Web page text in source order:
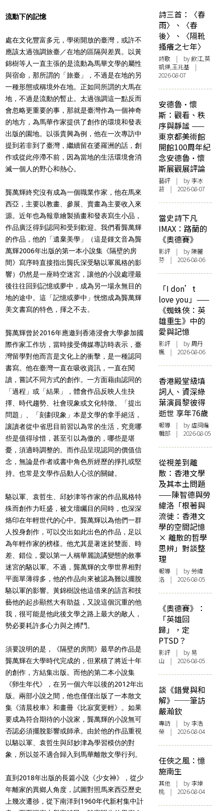
流動下的記憶
處在文化豐富多元，學術開放的臺灣，或許不
應該太過強調旅臺／在地的區隔與差異。以黃
錦樹等人一直主張的是流動為馬華文學的屬性
與宿命，那所謂的「旅臺」，不過是在地的另
一種形態或稱境外在地。正如同所謂的大馬在
地，不過是流動的暫止。太過強調這一點反而
會忽略更重要的事，那就是臺灣作為一個神奇
的地方，為馬華作家提供了創作的環境和發表
出版的園地。以張貴興為例，他在一次專訪中
提到若非到了臺灣，繼續留在婆羅洲的話，創
作或從此停滯不前，因為當地的生活環境會消
滅一個人的野心和熱心。
龔萬輝終究沒有成為一個職業作家，他在馬來
西亞，主要以教畫、參展、賣畫為主要收入來
源。近年也為報章繪製插畫和發表寫生小品，
作品廣泛得到認同和受到歡迎。我們看龔萬輝
的作品，他的「遺棄美學」（這是鍾文音為龔
萬輝2006年出版的第一本小說集《隔壁的房
間》寫序時直接指出龔氏深受駱以軍風格的影
響）仍然是一座時空迷宮，讓他的小說處理最
後往往回到記憶或夢中，成為另一場永無目的
地的途中。這「記憶或夢中」恍惚成為龔萬輝
美文書寫的特色，揮之不去。
龔萬輝曾於2016年應邀到香港浸會大學參加國
際作家工作坊，當時接受傳媒專訪時表示，臺
灣留學對他而言是文化上的衝擊，是一種認同
書寫。他在臺灣一直在吸收資訊，一直在閱
讀，嘗試不同方式的創作。一方面藉由認同的
「過程」或「結果」，體會作品反映人生抉
擇、時代趨勢、社會現象或文化特徵。「提出
問題」、「刻劃現象」本是文學的拿手絕活，
讓讀者從中省思目前習以為常的生活，究竟哪
些是值得珍惜，甚至引以為傲的，哪些是堪
憂，須適時調整的。而作品呈現認同的價值信
念，無論是作者或書中角色所經歷的掙扎或堅
持。也常是文學作品動人心弦的關鍵。
駱以軍、袁哲生、邱妙津等作家的作品風格特
殊而創作力旺盛，被文壇矚目的同時，也深深
烙印在年輕世代的心中。龔萬輝以為他們一群
人投身創作，可以交出如此出色的作品，足以
為年輕作家的榜樣。他尤其是著迷於雙面、時
差、錯位，愛以第一人稱華麗詭譎變態的敘事
迷宮的駱以軍。不過，龔萬輝的文學世界相對
平面單薄得多，他的作品向來被認為難以擺脫
駱以軍的影響。黃錦樹說他這借來的語言和技
藝他的起步顯然大有助益，又說這個沉重的他
我，很可能是他此後文學之路上最大的敵人，
勢必要耗許多心力與之搏鬥。
須要說明的是，《隔壁的房間》最早的作品是
龔萬輝在大學時代完成的，但累積了將近十年
的創作，方結集出版。而他的第二本小說集
《卵生年代》，在另一個六年以後的2012年出
版。兩部小說之間，他也僅僅出版了一本散文
集《清晨校車》和畫冊《比寂寞更輕》。如果
要成為符合期待的小說家，龔萬輝的小說無可
否認必須擺脫影響或師承。由於他的作品重視
以駱以軍、袁哲生與邱妙津為學習模仿的對
象，所以並不適合歸入到馬華離散文學行列。
直到 2018年出版的長篇小說《少女神》，從少
年離家的異鄉人角度，試圖對照馬來西亞歷史
上幾次遷徏，從下南洋到 1960年代新村集中計
詩三首：〈春
雨〉、〈春
後〉、〈隔靴
搔癢之七年〉
詩歌 | by 飲江,莫
凱傑,王兆基 |
2026-08-07
安德魯·懷
斯：觀看、秩
序與靜謐 ——
東京都美術館
開館100周年紀
念安德魯·懷
斯展觀展評論
藝評 | by 李冰
苔 | 2026-08-07
當史詩下凡
IMAX：路蘭的
《奧德賽》
影評 | by 陳麗
芬 | 2026-08-06
「I don’t
love you」——
《蜘蛛俠：英
雄重生》中的
愛與記憶
影評 | by周丹
楓 | 2026-08-06
香港殿堂級填
詞人、資深綠
葉演員黎彼得
逝世 享年76歲
報導 | by 虛詞編
輯部 | 2026-08-05
從視差到離
散：香港文學
及其本土問題
——陳智德與勞
緯洛「根著與
流徙：香港文
學的空間記憶
× 離散的哲學
思辨」對談整
理
報導 | by 勞緯
洛 | 2026-08-05
《奧德賽》：
「英雄回
歸」，定
PTSD？
影評 | by 易
山 | 2026-08-05
談《錯覺與和
解》──筆訪
嚴瀚欽
專訪 | by 李浩
榮 | 2026-08-04
任俠之風：憶
施南生
其他 | by 李焯
桃 | 2026-08-04